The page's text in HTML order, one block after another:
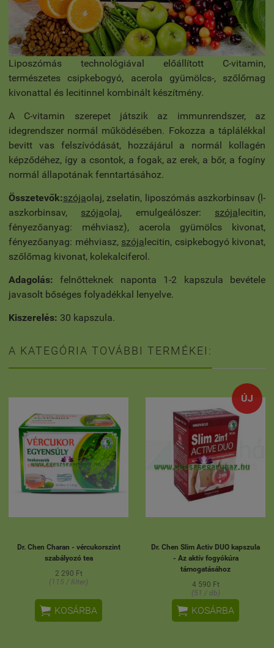
Liposzómás technológiával előállított C-vitamin,
természetes csipkebogyó, acerola gyümölcs-, szőlőmag
kivonattal és lecitinnel kombinált készítmény.
A C-vitamin szerepet játszik az immunrendszer, az
idegrendszer normál működésében. Fokozza a táplálékkal
bevitt vas felszívódását, hozzájárul a normál kollagén
képződéhez, így a csontok, a fogak, az erek, a bőr, a fogíny
normál állapotának fenntartásához.
Összetevők:szójaolaj, zselatin, liposzómás aszkorbinsav (l-
aszkorbinsav, szójaolaj, emulgeálószer: szója lecitin,
fényezőanyag: méhviasz), acerola gyümölcs kivonat,
fényezőanyag: méhviasz, szója lecitin, csipkebogyó kivonat,
szőlőmag kivonat, kolekalciferol.
Adagolás: felnőtteknek naponta 1-2 kapszula bevétele
javasolt bőséges folyadékkal lenyelve.
Kiszerelés: 30 kapszula.
A KATEGÓRIA TOVÁBBI TERMÉKEI:
Dr. Chen Charan - vércukorszint
szabályozó tea
2 290 Ft
(115 / filter)
 KOSÁRBA
ÚJ
Dr. Chen Slim Activ DUO kapszula
- Az aktív fogyókúra
támogatásához
4 590 Ft
(51 / db)
 KOSÁRBA